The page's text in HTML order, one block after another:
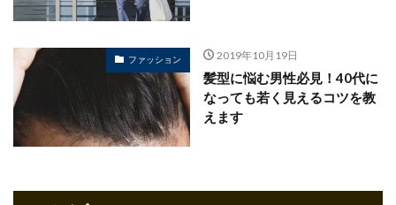
ファッション 2019年10月19日
髪型に悩む男性必見！40代に
なっても若く見えるコツを教
えます